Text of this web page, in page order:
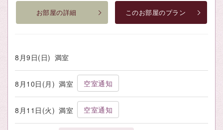
お部屋の詳細 このお部屋のプラン
8月9日(日) 満室
8月10日(月) 満室 空室通知
8月11日(火) 満室 空室通知